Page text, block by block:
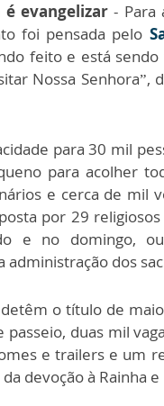
evangelizar - Para
foi pensada pelo
feito e está
Nossa Senhora”,
para 30 mil
para acolher
e cerca de mil
por 29
e no domingo,
administração dos
o título de
duas mil
e trailers e um
devoção à Rainha